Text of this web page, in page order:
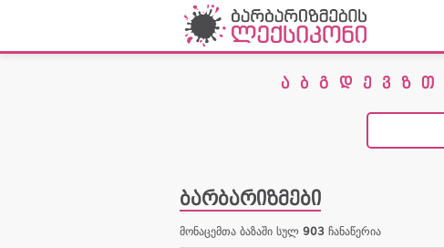
ა ბ გ დ ე ვ ზ თ
ბარბარიზმები
მონაცემთა ბაზაში სულ 903 ჩანაწერია